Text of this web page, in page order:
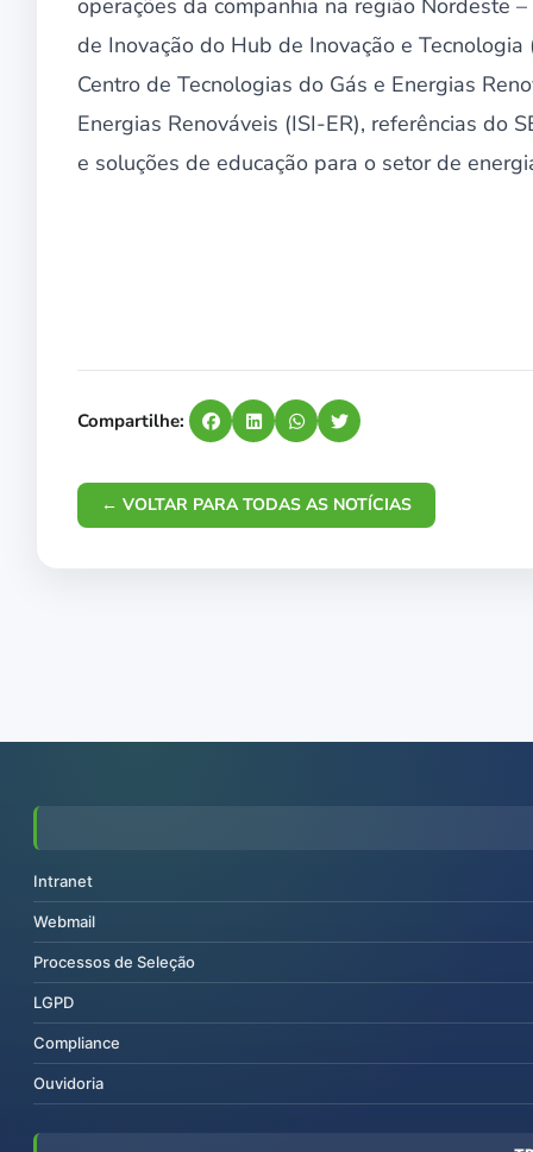
operações da companhia na região Nordeste
de Inovação do Hub de Inovação e
Centro de Tecnologias do Gás e Energias
Energias Renováveis (ISI-ER), referências do
e soluções de educação para o setor de
Compartilhe:
← VOLTAR PARA TODAS AS NOTÍCIAS
Intranet
Webmail
Processos de Seleção
LGPD
Compliance
Ouvidoria